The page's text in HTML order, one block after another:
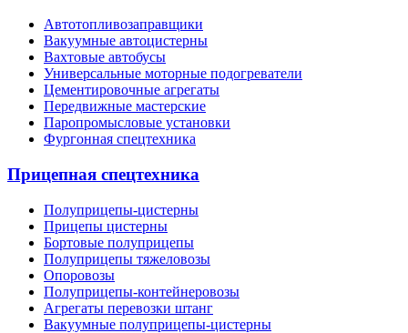
Автотопливозаправщики
Вакуумные автоцистерны
Вахтовые автобусы
Универсальные моторные подогреватели
Цементировочные агрегаты
Передвижные мастерские
Паропромысловые установки
Фургонная спецтехника
Прицепная спецтехника
Полуприцепы-цистерны
Прицепы цистерны
Бортовые полуприцепы
Полуприцепы тяжеловозы
Опоровозы
Полуприцепы-контейнеровозы
Агрегаты перевозки штанг
Вакуумные полуприцепы-цистерны